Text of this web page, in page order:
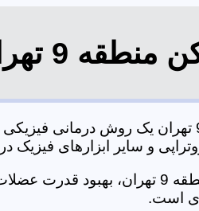
از فیزیوتراپی در منزل عافل نشوید!
فیزیوتراپی در منزل در منطقه 9
ابزارهای فیزیک درمانی می شود.
هدف فیزیوتراپی در منزل در منطقه
است.